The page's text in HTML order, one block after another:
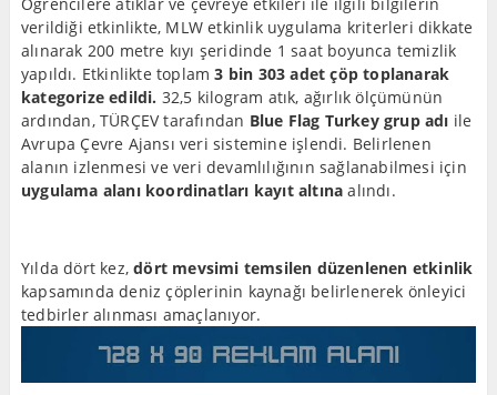
verildiği etkinlikte, MLW etkinlik uygulama kriterleri dikkate
alınarak 200 metre kıyı şeridinde 1 saat boyunca temizlik
yapıldı. Etkinlikte toplam 3 bin 303 adet çöp toplanarak
kategorize edildi. 32,5 kilogram atık, ağırlık ölçümünün
ardından, TÜRÇEV tarafından Blue Flag Turkey grup adı ile
Avrupa Çevre Ajansı veri sistemine işlendi. Belirlenen
alanın izlenmesi ve veri devamlılığının sağlanabilmesi için
uygulama alanı koordinatları kayıt altına alındı.
Yılda dört kez,dört mevsimi temsilen düzenlenen etkinlik
kapsamında deniz çöplerinin kaynağı belirlenerek önleyici
tedbirler alınması amaçlanıyor.